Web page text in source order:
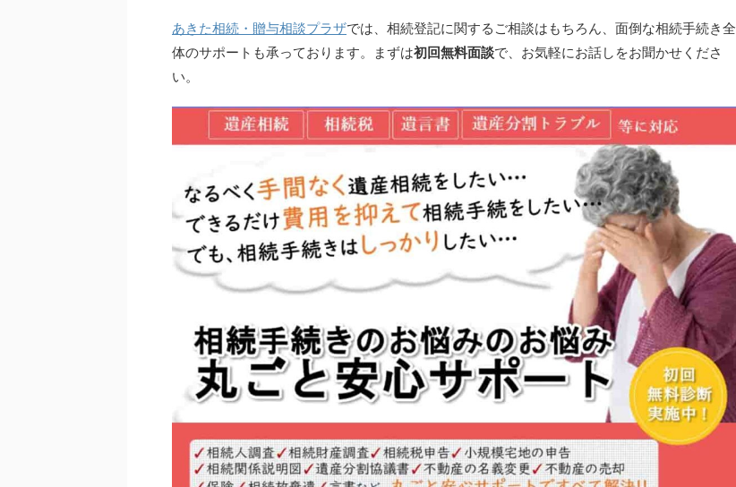
あきた相続・贈与相談プラザでは、相続登記に関するご相談はもちろん、面倒な相続手続き全
体のサポートも承っております。まずは初回無料面談で、お気軽にお話しをお聞かせくださ
い。